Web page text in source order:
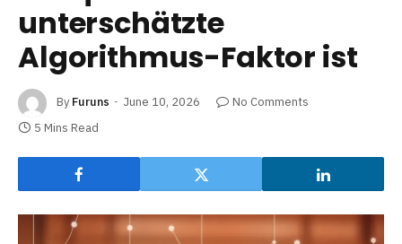
unterschätzte
Algorithmus-Faktor ist
By Furuns June 10, 2026
No Comments
5 Mins Read